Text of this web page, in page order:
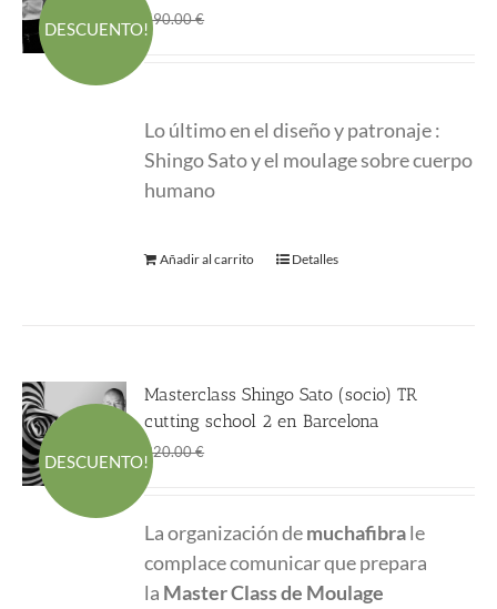
DESCUENTO!590.00€
590.00 €.400.00 €.
Lo último en el diseño y patronaje :
Shingo Sato y el moulage sobre cuerpo
humano
Añadir al carrito Detalles
DESCUENTO!
Masterclass Shingo Sato (socio) TR
cutting school 2 en Barcelona
320.00€
era:
320.00 €.
es:
270.00 €.
La organización demuchafibrale
complace comunicar que prepara
la Master Classde Moulage